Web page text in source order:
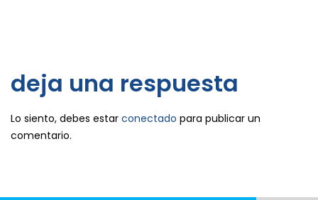
deja una respuesta
Lo siento, debes estar conectado para publicar un
comentario.